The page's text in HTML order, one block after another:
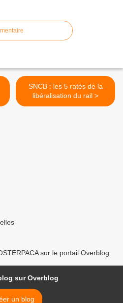
SNCB : les 5 ratés de la
libéralisation du rail >
sur le portail Overblog
sur Overblog
un blog